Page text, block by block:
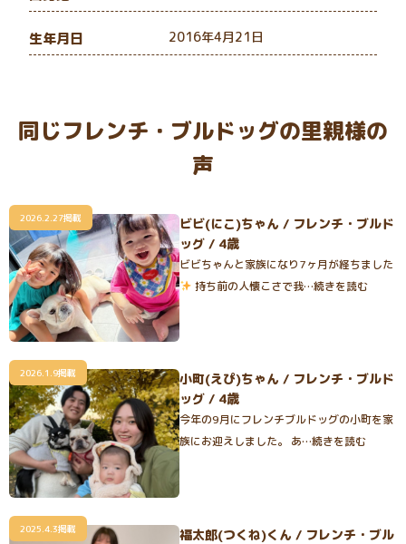
生年月日 2016年4月21日
同じフレンチ・ブルドッグの里親様の
声
2026.2.27掲載
ビビ(にこ)ちゃん / フレンチ・ブルド
ッグ / 4歳
ビビちゃんと家族になり7ヶ月が経ちました
持ち前の人懐こさで我…続きを読む
2026.1.9掲載
小町(えぴ)ちゃん / フレンチ・ブルド
ッグ / 4歳
今年の9月にフレンチブルドッグの小町を家
族にお迎えしました。 あ…続きを読む
2025.4.3掲載
福太郎(つくね)くん / フレンチ・ブル